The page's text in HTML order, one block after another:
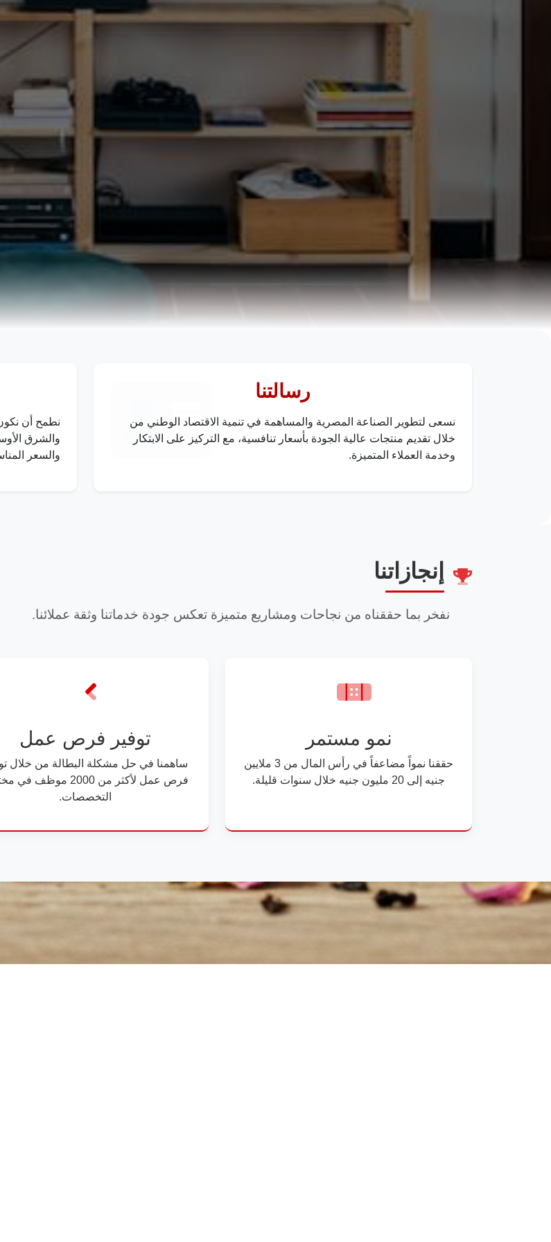
رسالتنا
نسعى لتطوير الصناعة المصرية والمساهمة في تنمية الاقتصاد الوطني من
خلال تقديم منتجات عالية الجودة بأسعار تنافسية، مع التركيز على الابتكار
وخدمة العملاء المتميزة.
نطمح أن
والشرق
والسعر
إنجازاتنا
نفخر بما حققناه من نجاحات ومشاريع متميزة تعكس جودة خدماتنا وثقة عملائنا.
نمو مستمر
حققنا نمواً مضاعفاً في رأس المال من 3 ملايين
جنيه إلى 20 مليون جنيه خلال سنوات قليلة.
توفير فرص عمل
ساهمنا في حل مشكلة البطالة من خلال
فرص عمل لأكثر من 2000 موظف
التخصصات.